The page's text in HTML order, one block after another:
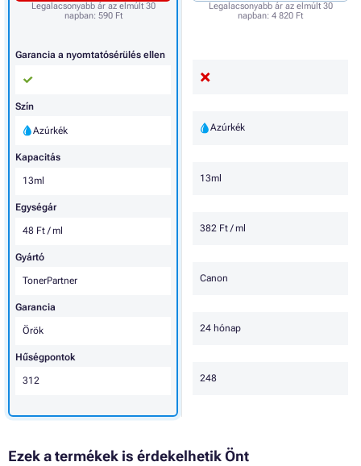
Legalacsonyabb ár az elmúlt 30
napban: 4 820 Ft
Azúrkék
13ml
382 Ft / ml
Canon
24 hónap
248
Legalacsonyabb ár az elmúlt 30
napban: 590 Ft
Garancia a nyomtatósérülés ellen
Szín
Azúrkék
Kapacitás
13ml
Egységár
48 Ft / ml
Gyártó
TonerPartner
Garancia
Örök
Hűségpontok
312
Ezek a termékek is érdekelhetik Önt